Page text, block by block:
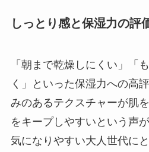
しっとり感と保湿力の評
「朝まで乾燥しにくい」「
く」といった保湿力への高
みのあるテクスチャーが肌
をキープしやすいという声
気になりやすい大人世代に